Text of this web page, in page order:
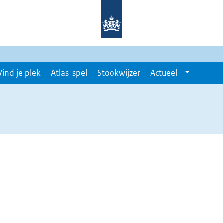
je plek Atlas-spel Stookwijzer Actueel